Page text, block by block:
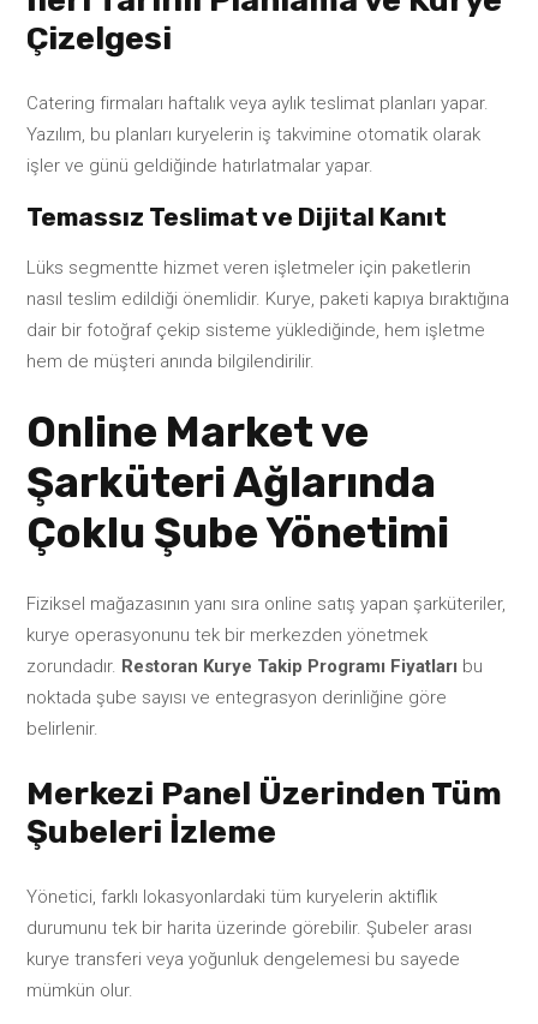
Çizelgesi
Catering firmaları haftalık veya aylık teslimat planları yapar.
Yazılım, bu planları kuryelerin iş takvimine otomatik olarak
işler ve günü geldiğinde hatırlatmalar yapar.
Temassız Teslimat ve Dijital Kanıt
Lüks segmentte hizmet veren işletmeler için paketlerin
nasıl teslim edildiği önemlidir. Kurye, paketi kapıya bıraktığına
dair bir fotoğraf çekip sisteme yüklediğinde, hem işletme
hem de müşteri anında bilgilendirilir.
Online Market ve
Şarküteri Ağlarında
Çoklu Şube Yönetimi
Fiziksel mağazasının yanı sıra online satış yapan şarküteriler,
kurye operasyonunu tek bir merkezden yönetmek
zorundadır. Restoran Kurye Takip Programı Fiyatları bu
noktada şube sayısı ve entegrasyon derinliğine göre
belirlenir.
Merkezi Panel Üzerinden Tüm
Şubeleri İzleme
Yönetici, farklı lokasyonlardaki tüm kuryelerin aktiflik
durumunu tek bir harita üzerinde görebilir. Şubeler arası
kurye transferi veya yoğunluk dengelemesi bu sayede
mümkün olur.